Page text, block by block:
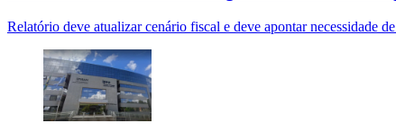
Relatório deve atualizar cenário fiscal e deve apontar necessidade